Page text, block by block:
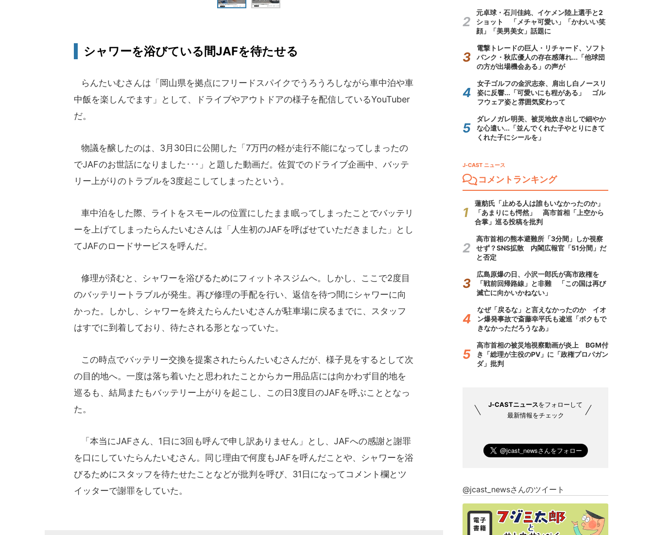
シャワーを浴びている間JAFを待たせる
らんたいむさんは「岡山県を拠点にフリードスパイクでうろうろしながら車中泊や車
中飯を楽しんでます」として、ドライブやアウトドアの様子を配信しているYouTuber
だ。
物議を醸したのは、3月30日に公開した「7万円の軽が走行不能になってしまったの
でJAFのお世話になりました･･･」と題した動画だ。佐賀でのドライブ企画中、バッテ
リー上がりのトラブルを3度起こしてしまったという。
車中泊をした際、ライトをスモールの位置にしたまま眠ってしまったことでバッテリ
ーを上げてしまったらんたいむさんは「人生初のJAFを呼ばせていただきました」とし
てJAFのロードサービスを呼んだ。
修理が済むと、シャワーを浴びるためにフィットネスジムへ。しかし、ここで2度目
のバッテリートラブルが発生。再び修理の手配を行い、返信を待つ間にシャワーに向
かった。しかし、シャワーを終えたらんたいむさんが駐車場に戻るまでに、スタッフ
はすでに到着しており、待たされる形となっていた。
この時点でバッテリー交換を提案されたらんたいむさんだが、様子見をするとして次
の目的地へ。一度は落ち着いたと思われたことからカー用品店には向かわず目的地を
巡るも、結局またもバッテリー上がりを起こし、この日3度目のJAFを呼ぶこととなっ
た。
「本当にJAFさん、1日に3回も呼んで申し訳ありません」とし、JAFへの感謝と謝罪
を口にしていたらんたいむさん。同じ理由で何度もJAFを呼んだことや、シャワーを浴
びるためにスタッフを待たせたことなどが批判を呼び、31日になってコメント欄とツ
イッターで謝罪をしていた。
元卓球・石川佳純、イケメン陸上選手と2
ショット 「メチャ可愛い」「かわいい笑
顔」「美男美女」話題に
電撃トレードの巨人・リチャード、ソフト
バンク・秋広優人の存在感薄れ...「他球団
の方が出場機会ある」の声が
女子ゴルフの金沢志奈、肩出し白ノースリ
姿に反響...「可愛いにも程がある」 ゴル
フウェア姿と雰囲気変わって
ダレノガレ明美、被災地炊き出しで細やか
な心遣い...「並んでくれた子やとりにきて
くれた子にシールを」
J-CAST ニュース
コメントランキング
蓮舫氏「止める人は誰もいなかったのか」
「あまりにも愕然」 高市首相「上空から
合掌」巡る投稿を批判
高市首相の熊本避難所「3分間」しか視察
せず？SNS拡散 内閣広報官「51分間」だ
と否定
広島原爆の日、小沢一郎氏が高市政権を
「戦前回帰路線」と非難 「この国は再び
滅亡に向かいかねない」
なぜ「戻るな」と言えなかったのか イオ
ン爆発事故で斎藤幸平氏も逡巡「ボクもで
きなかっただろうなあ」
高市首相の被災地視察動画が炎上 BGM付
き「総理が主役のPV」に「政権プロパガン
ダ」批判
J-CASTニュースをフォローして
最新情報をチェック
@jcast_newsさんのツイート